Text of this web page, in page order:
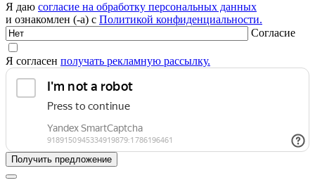
Я даю согласие на обработку персональных данных
и ознакомлен (-а) с Политикой конфиденциальности.
Согласие
Я согласен получать рекламную рассылку.